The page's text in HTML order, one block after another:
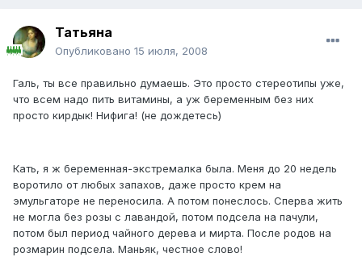
Татьяна
Опубликовано 15 июля, 2008
Галь, ты все правильно думаешь. Это просто стереотипы уже,
что всем надо пить витамины, а уж беременным без них
просто кирдык! Нифига! (не дождетесь)
Кать, я ж беременная-экстремалка была. Меня до 20 недель
воротило от любых запахов, даже просто крем на
эмульгаторе не переносила. А потом понеслось. Сперва жить
не могла без розы с лавандой, потом подсела на пачули,
потом был период чайного дерева и мирта. После родов на
розмарин подсела. Маньяк, честное слово!